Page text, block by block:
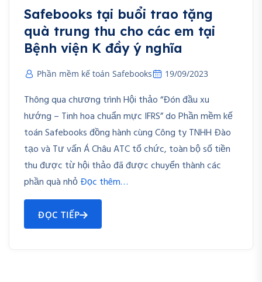
Safebooks tại buổi trao tặng
quà trung thu cho các em tại
Bệnh viện K đầy ý nghĩa
Phần mềm kế toán Safebooks 19/09/2023
Thông qua chương trình Hội thảo “Đón đầu xu
hướng – Tinh hoa chuẩn mực IFRS” do Phần mềm kế
toán Safebooks đồng hành cùng Công ty TNHH Đào
tạo và Tư vấn Á Châu ATC tổ chức, toàn bộ số tiền
thu được từ hội thảo đã được chuyển thành các
phần quà nhỏĐọc thêm…
ĐỌC TIẾP